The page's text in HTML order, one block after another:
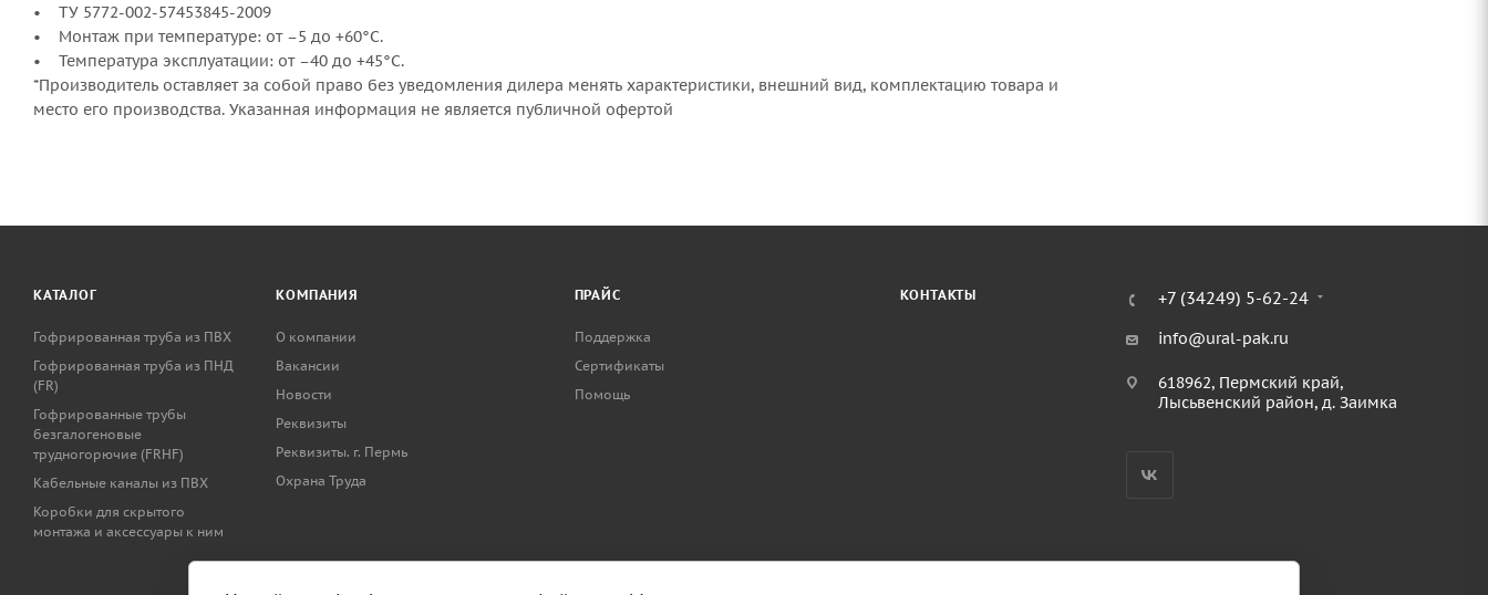
• ТУ 5772-002-57453845-2009
• Монтаж при температуре: от –5 до +60°С.
• Температура эксплуатации: от –40 до +45°С.
*Производитель оставляет за собой право без уведомления дилера менять характеристики, внешний вид, комплектацию товара и
место его производства. Указанная информация не является публичной офертой
КАТАЛОГ
Гофрированная труба из ПВХ
Гофрированная труба из ПНД
(FR)
Гофрированные трубы
безгалогеновые
трудногорючие (FRHF)
Кабельные каналы из ПВХ
Коробки для скрытого
монтажа и аксессуары к ним
КОМПАНИЯ
О компании
Вакансии
Новости
Реквизиты
Реквизиты. г. Пермь
Охрана Труда
ПРАЙС
Поддержка
Сертификаты
Помощь
КОНТАКТЫ +7 (34249) 5-62-24
info@ural-pak.ru
618962, Пермский край,
Лысьвенский район, д. Заимка